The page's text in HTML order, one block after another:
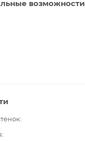
возможности